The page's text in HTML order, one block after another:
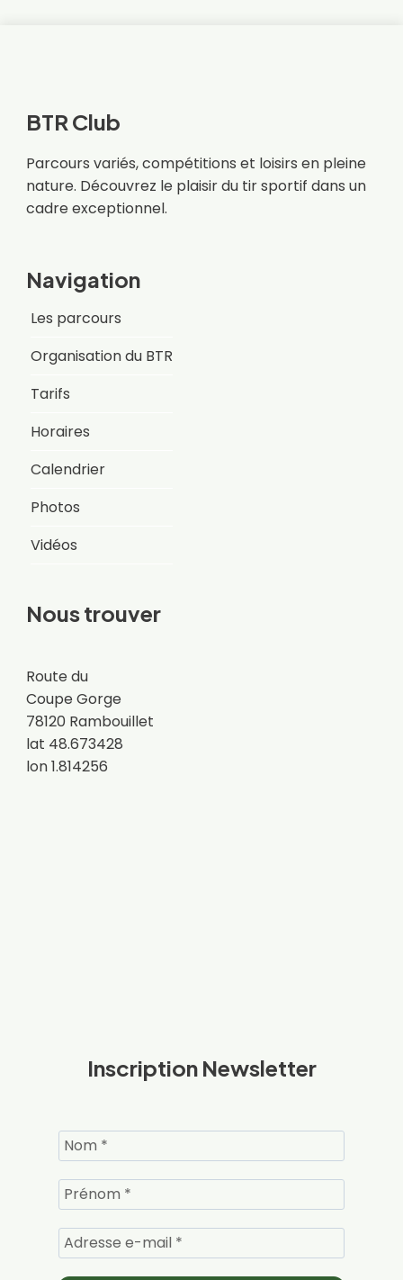
BTR Club
Parcours variés, compétitions et loisirs en pleine
nature. Découvrez le plaisir du tir sportif dans un
cadre exceptionnel.
Navigation
Les parcours
Organisation du BTR
Tarifs
Horaires
Calendrier
Photos
Vidéos
Nous trouver
Route du
Coupe Gorge
78120 Rambouillet
lat 48.673428
lon 1.814256
Inscription Newsletter